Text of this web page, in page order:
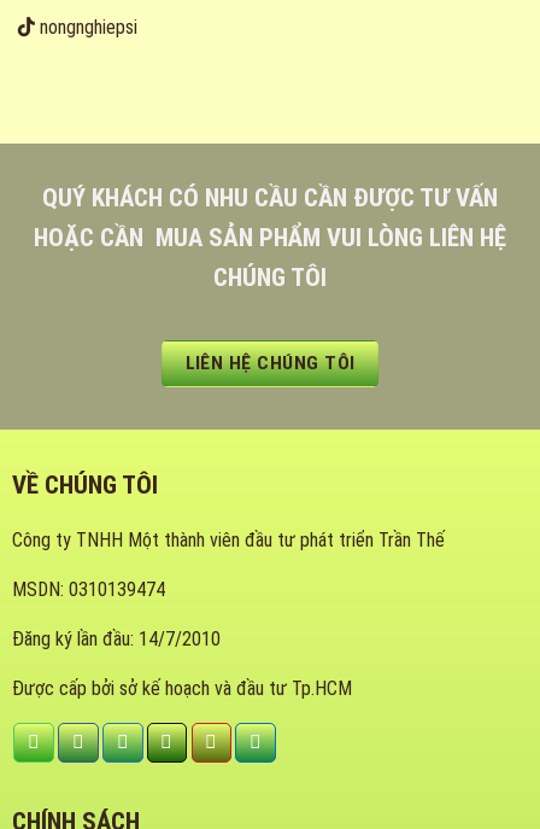
nongnghiepsi
QUÝ KHÁCH CÓ NHU CẦU CẦN ĐƯỢC TƯ VẤN
HOẶC CẦN MUA SẢN PHẨM VUI LÒNG LIÊN HỆ
CHÚNG TÔI
LIÊN HỆ CHÚNG TÔI
VỀ CHÚNG TÔI
Công ty TNHH Một thành viên đầu tư phát triển Trần Thế
MSDN: 0310139474
Đăng ký lần đầu: 14/7/2010
Được cấp bởi sở kế hoạch và đầu tư Tp.HCM
CHÍNH SÁCH